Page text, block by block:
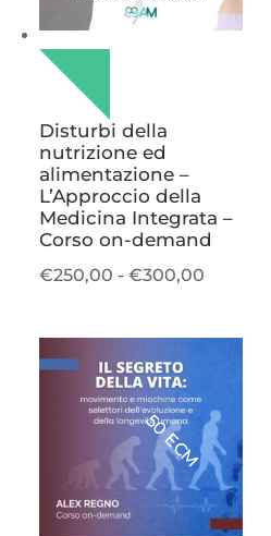
Disturbi della
nutrizione ed
alimentazione –
L’Approccio della
Medicina Integrata –
Corso on-demand
€250,00 - €300,00
a
€300,00
50 ECM